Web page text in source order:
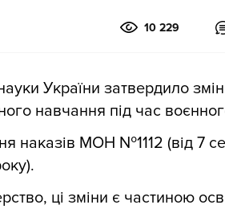
10 229
науки України затвердило
навчання під час
наказів МОН №1112 (від 7
ці зміни є частиною